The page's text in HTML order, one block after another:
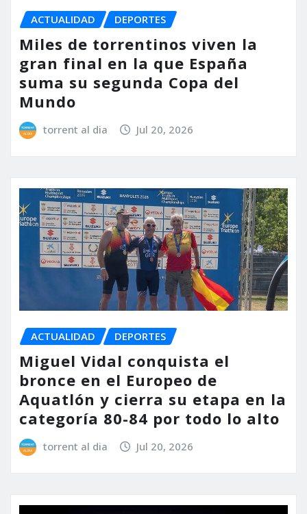
ACTUALIDAD DEPORTES
Miles de torrentinos viven la
gran final en la que España
suma su segunda Copa del
Mundo
torrent al dia Jul 20, 2026
ACTUALIDAD DEPORTES
Miguel Vidal conquista el
bronce en el Europeo de
Aquatlón y cierra su etapa en la
categoría 80-84 por todo lo alto
torrent al dia Jul 20, 2026